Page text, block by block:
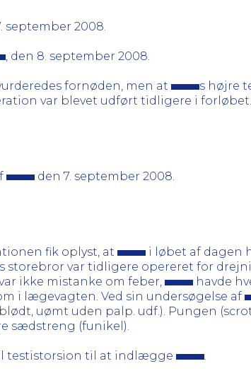
september 2008.
, den 8. september 2008.
fornøden, men at
s højre
var blevet udført tidligere i forløbet.
den 7. september 2008.
fik oplyst, at
i løbet af dagen
s storebror var tidligere opereret for
ikke mistanke om feber,
havde
i lægevagten. Ved sin undersøgelse af
uømt uden palp. udf.). Pungen
sædstreng (funikel).
testistorsion til at indlægge .